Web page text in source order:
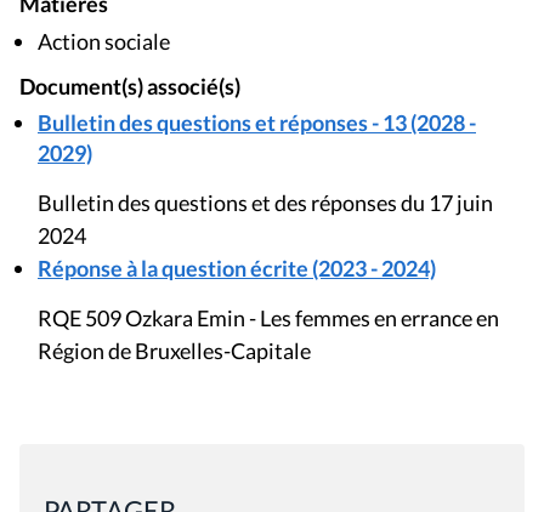
Action sociale
Document(s) associé(s)
Bulletin des questions et réponses - 13 (2028 -
2029)
Bulletin des questions et des réponses du 17 juin
2024
Réponse à la question écrite (2023 - 2024)
RQE 509 Ozkara Emin - Les femmes en errance en
Région de Bruxelles-Capitale